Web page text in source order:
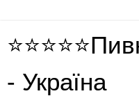
- Україна